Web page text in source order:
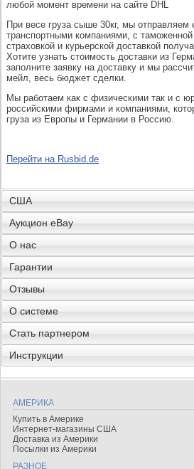
любой момент времени на сайте DHL
При весе груза сыше 30кг, мы отправляем
транспортными компаниями, с
страховкой и курьерской доставкой
Хотите узнать стоимость доставки из
заполните заявку на доставку и мы
мейл, весь бюджет сделки.
Мы работаем как с физическими так и с
российскими фирмами и компаниями,
груза из Европы и Германии в Россию.
Перейти на Rusbid.de
США
Аукцион eBay
О нас
Гарантии
Отзывы
О системе
Стать партнером
Инструкции
АМЕРИКА
Купить в Америке
Интернет-магазины США
Доставка из Америки
Посылки из Америки
РАЗНОЕ